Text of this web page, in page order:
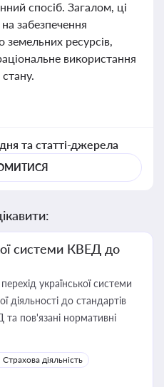
спосіб. Загалом, ці
забезпечення
ресурсів,
використання
та статті-джерела
системи КВЕД до
української системи
діяльності до стандартів
пов'язані нормативні
Страхова діяльність